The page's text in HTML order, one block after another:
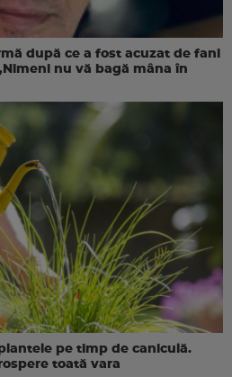
după ce a fost acuzat de fani
nu vă bagă mâna în
pe timp de caniculă.
toată vara